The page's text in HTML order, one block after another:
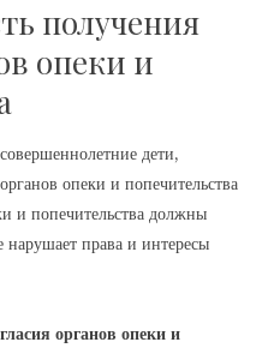
получения
опеки и
дети,
опеки и попечительства
и попечительства должны
нарушает права и интересы
органов опеки и